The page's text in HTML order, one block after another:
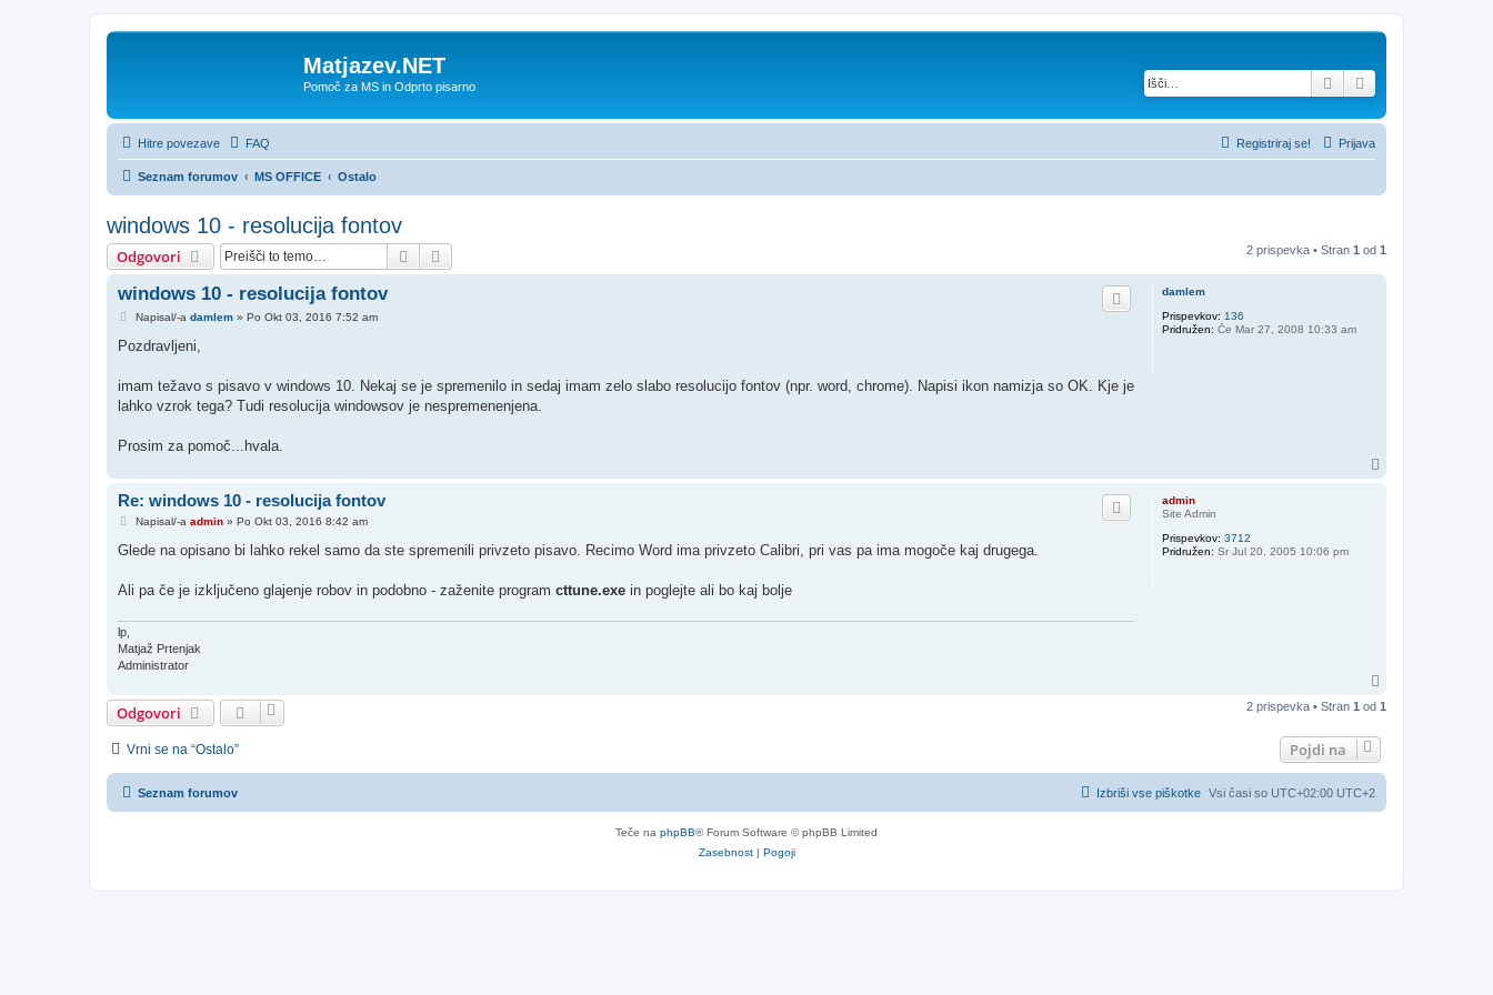
Matjazev.NET
Pomoč za MS in Odprto pisarno Iskanje
Hitre povezave FAQ Prijava
Registriraj se!
Seznam forumov MS OFFICE Ostalo
windows 10 - resolucija fontov
Odgovori Iskanje 2 prispevka • Stran 1 od 1
damlem
Prispevkov: 136
Pridružen: Če Mar 27, 2008 10:33 am
windows 10 - resolucija fontov
O
g
o
Napisal/-a damlem» Po Okt 03, 2016 7:52 am
Pozdravljeni,
imam težavo s pisavo v windows 10. Nekaj se je spremenilo in sedaj imam zelo slabo resolucijo fontov (npr. word, chrome). Napisi ikon namizja so OK. Kje je
lahko vzrok tega? Tudi resolucija windowsov je nespremenenjena.
Prosim za pomoč...hvala.
admin
Site Admin
Prispevkov: 3712
Pridružen: Sr Jul 20, 2005 10:06 pm
Re: windows 10 - resolucija fontov
O
g
o
Napisal/-a admin» Po Okt 03, 2016 8:42 am
Glede na opisano bi lahko rekel samo da ste spremenili privzeto pisavo. Recimo Word ima privzeto Calibri, pri vas pa ima mogoče kaj drugega.
Ali pa če je izključeno glajenje robov in podobno - zaženite program cttune.exe in poglejte ali bo kaj bolje
lp,
Matjaž Prtenjak
Administrator
v
Odgovori 2 prispevka • Stran 1 od 1
Vrni se na “Ostalo” Pojdi na
Seznam forumov Vsi časi so UTC+02:00 UTC+2
Izbriši vse piškotke
Teče na phpBB® Forum Software © phpBB Limited
Zasebnost| Pogoji